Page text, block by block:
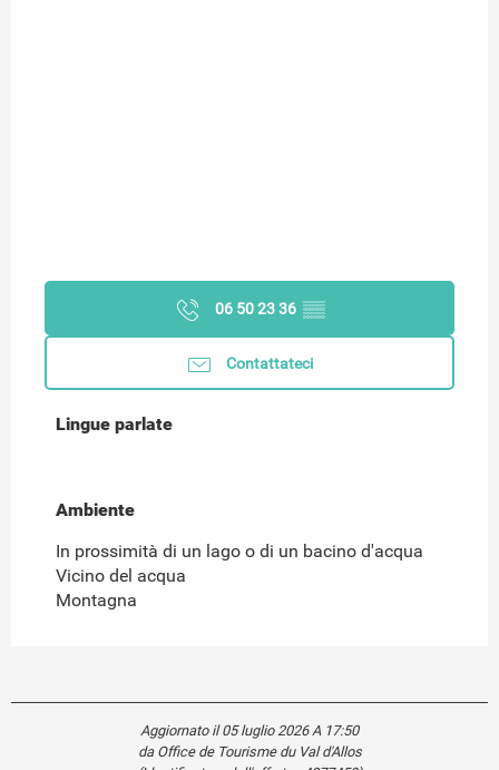
06 50 23 36 ▒▒
Contattateci
Lingue parlate
Lingue parlate
Ambiente
Ambiente
In prossimità di un lago o di un bacino d'acqua
Vicino del acqua
Montagna
Aggiornato il 05 luglio 2026 A 17:50
da Office de Tourisme du Val d'Allos